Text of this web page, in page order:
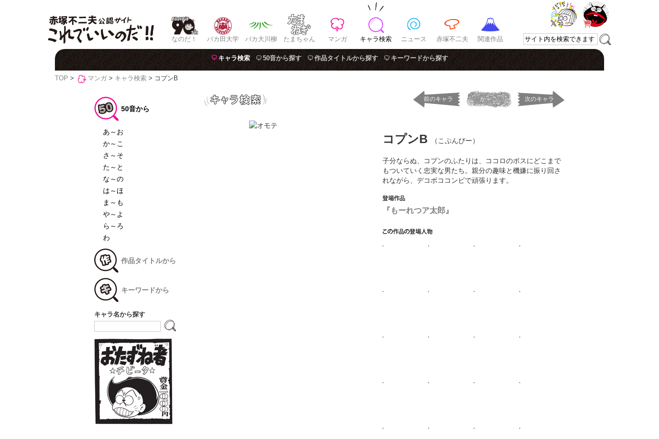
なのだ！ バカ田大学 バカ大川柳 たまちゃん マンガ キャラ検索 ニュース 赤塚不二夫 関連作品
キャラ検索 50音から探す 作品タイトルから探す キーワードから探す
TOP > マンガ > キャラ検索 > コプンB
前のキャラ か～こ 次のキャラ
コプンB （こぷんびー）
子分ならぬ、コプンのふたりは、ココロのボスにどこまで
もついていく忠実な男たち。親分の趣味と機嫌に振り回さ
れながら、デコボココンビで頑張ります。
『もーれつア太郎』
50音から
あ～お
か～こ
さ～そ
た～と
な～の
は～ほ
ま～も
や～よ
ら～ろ
わ
作品タイトルから
キーワードから
キャラ名から探す